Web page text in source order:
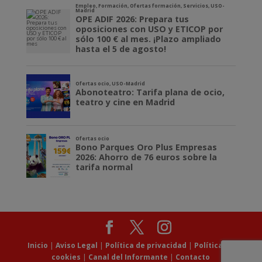
Inicio |Aviso Legal Política de privacidad
Política de
cookies
Canal del Informante Contacto